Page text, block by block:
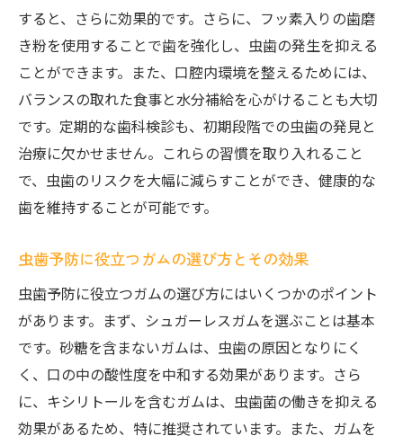
維持
歯科検診後に気をつけるべき習慣とケア
虫歯の悪化を防ぐために今すぐ始めるべきケア
日常化するべき虫歯予防習慣
食後のケアが虫歯予防に与える影響
水分補給が歯の健康に貢献する理由
虫歯予防のための効果的な食事と栄養
虫歯を防ぐために避けるべき食品とは
すると、さらに効果的です。さらに、フッ素入りの歯磨
き粉を使用することで歯を強化し、虫歯の発生を抑える
ことができます。また、口腔内環境を整えるためには、
バランスの取れた食事と水分補給を心がけることも大切
です。定期的な歯科検診も、初期段階での虫歯の発見と
治療に欠かせません。これらの習慣を取り入れること
で、虫歯のリスクを大幅に減らすことができ、健康的な
歯を維持することが可能です。
虫歯予防に役立つガムの選び方とその効果
虫歯予防に役立つガムの選び方にはいくつかのポイント
があります。まず、シュガーレスガムを選ぶことは基本
です。砂糖を含まないガムは、虫歯の原因となりにく
く、口の中の酸性度を中和する効果があります。さら
に、キシリトールを含むガムは、虫歯菌の働きを抑える
効果があるため、特に推奨されています。また、ガムを